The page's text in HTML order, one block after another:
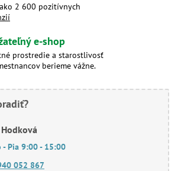
2 600 pozitívnych
e-shop
prostredie a starostlivosť
berieme vážne.
- Pia 9:00 - 15:00
052 867